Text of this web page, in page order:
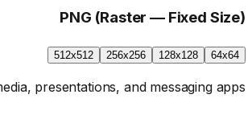
PNG (Raster — Fixed Size)
64x64
128x128
256x256
512x512
presentations, and messaging apps.